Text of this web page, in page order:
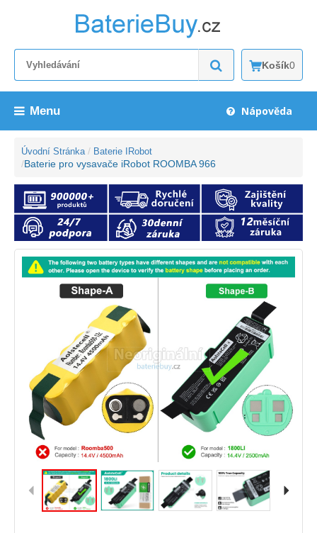
Košík0
Menu Nápověda
Úvodní Stránka Baterie IRobot
Baterie pro vysavače iRobot ROOMBA 966